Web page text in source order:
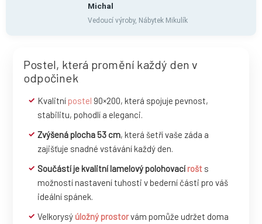
Michal
Vedoucí výroby, Nábytek Mikulík
Postel, která promění každý den v
odpočinek
Kvalitní postel 90×200, která spojuje pevnost,
stabilitu, pohodlí a eleganci.
Zvýšená plocha 53 cm, která šetří vaše záda a
zajišťuje snadné vstávání každý den.
Součástí je kvalitní lamelový polohovacírošt s
možností nastavení tuhosti v bederní části pro váš
ideální spánek.
Velkorysý úložný prostorvám pomůže udržet doma